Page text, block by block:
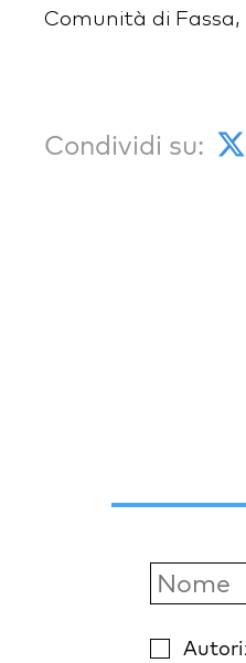
Comunità di Fassa,
Condividi su: